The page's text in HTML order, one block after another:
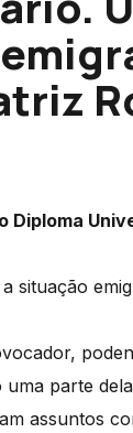
Diploma
situação
uma parte
assuntos